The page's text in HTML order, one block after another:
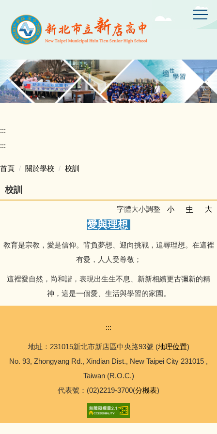
主
容
區
:::
:::
首頁 關於學校 校訓
校訓
字體大小調整 小 中 大
愛與理想
教育是宗教，愛是信仰。背負夢想、迎向挑戰，追尋理想。在這裡
有愛，人人受尊敬；
這裡愛自然，尚和諧，表現出生生不息、新新相續更古彌新的精
神，這是一個愛、生活與學習的家園。
:::
地址：231015新北市新店區中央路93號 (地理位置)
No. 93, Zhongyang Rd., Xindian Dist., New Taipei City 231015 ,
Taiwan (R.O.C.)
代表號：(02)2219-3700(分機表)